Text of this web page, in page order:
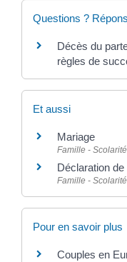
Questions ?
Décès du
règles de
Et aussi
Mariage
Famille - Scolarité
Déclaration
Famille - Scolarité
Pour en savoir plus
Couples en